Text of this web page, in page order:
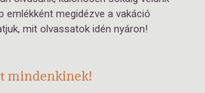
emlékként megidézve a vakáció
mit olvassatok idén nyáron!
mindenkinek!